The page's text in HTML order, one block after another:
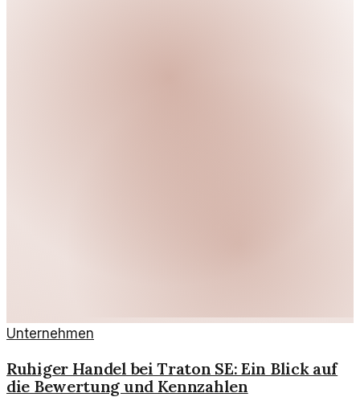
Unternehmen
Ruhiger Handel bei Traton SE: Ein Blick auf
die Bewertung und Kennzahlen